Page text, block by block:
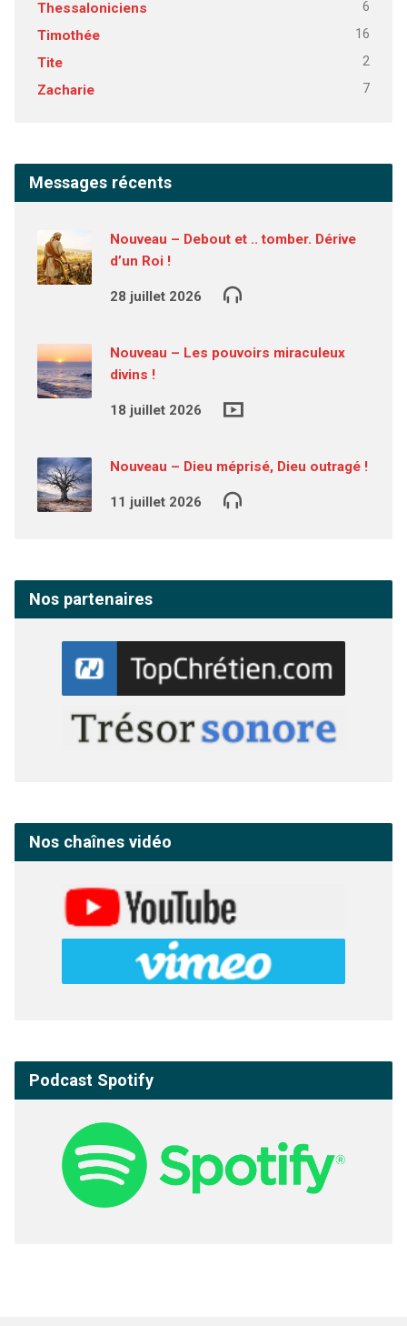
Thessaloniciens 6
Timothée 16
Tite 2
Zacharie 7
Messages récents
Nouveau – Debout et .. tomber. Dérive
d’un Roi !
28 juillet 2026
Nouveau – Les pouvoirs miraculeux
divins !
18 juillet 2026
Nouveau – Dieu méprisé, Dieu outragé !
11 juillet 2026
Nos partenaires
Nos chaînes vidéo
Podcast Spotify